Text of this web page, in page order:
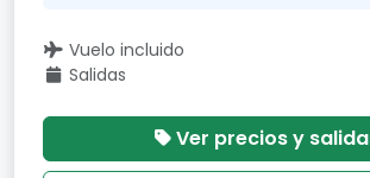
Vuelo incluido
Salidas
Ver precios y